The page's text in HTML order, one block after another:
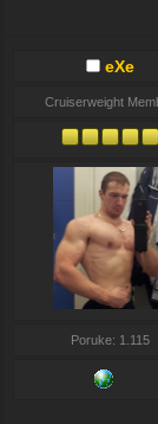
eXe
Cruiserweight
Poruke: 1.115